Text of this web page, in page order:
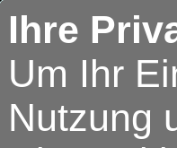
Ihre
Um Ihr
Nutzung